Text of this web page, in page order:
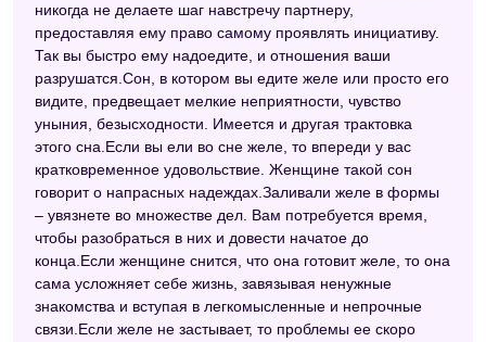
Новейший сонник
Сонник толкователь снов
Большой сонник (Наталья Степанова)
Сонник толкование снов
никогда не делаете шаг навстречу партнеру,
предоставляя ему право самому проявлять инициативу.
Так вы быстро ему надоедите, и отношения ваши
разрушатся.Сон, в котором вы едите желе или просто его
видите, предвещает мелкие неприятности, чувство
уныния, безысходности. Имеется и другая трактовка
этого сна.Если вы ели во сне желе, то впереди у вас
кратковременное удовольствие. Женщине такой сон
говорит о напрасных надеждах.Заливали желе в формы
– увязнете во множестве дел. Вам потребуется время,
чтобы разобраться в них и довести начатое до
конца.Если женщине снится, что она готовит желе, то она
сама усложняет себе жизнь, завязывая ненужные
знакомства и вступая в легкомысленные и непрочные
связи.Если желе не застывает, то проблемы ее скоро